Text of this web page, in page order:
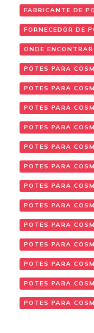
FABRICANTE DE
FORNECEDOR DE
ONDE
POTES PARA
POTES PARA
POTES PARA
POTES PARA
POTES PARA
POTES PARA
POTES PARA
POTES PARA
POTES PARA
POTES PARA
POTES PARA
POTES PARA
POTES PARA